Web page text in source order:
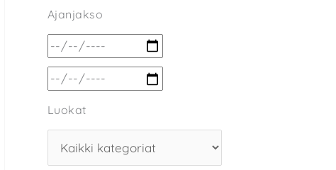
Ajanjakso
Luokat